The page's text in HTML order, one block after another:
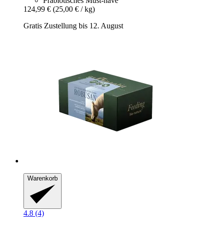
124,99 € (25,00 € / kg)
Gratis Zustellung bis 12. August
Warenkorb
4.8 (4)